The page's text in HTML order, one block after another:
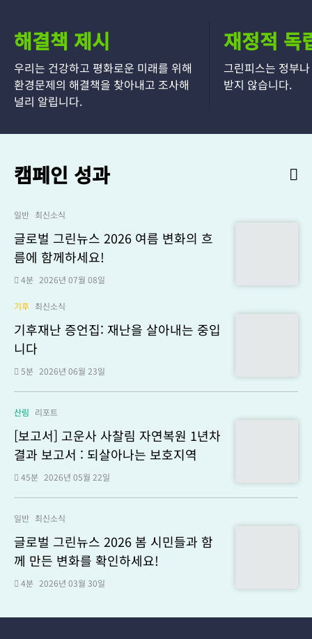
해결책 제시
우리는 건강하고 평화로운 미래를 위해
환경문제의 해결책을 찾아내고 조사해
널리 알립니다.
재정적 독
그린피스는 정부
받지 않습니다.
캠페인 성과
일반 최신소식
글로벌 그린뉴스 2026 여름 변화의 흐
름에 함께하세요!
4분 2026년 07월 08일
기후 최신소식
기후재난 증언집: 재난을 살아내는 중입
니다
5분 2026년 06월 23일
산림 리포트
[보고서] 고운사 사찰림 자연복원 1년차
결과 보고서 : 되살아나는 보호지역
45분 2026년 05월 22일
일반 최신소식
글로벌 그린뉴스 2026 봄 시민들과 함
께 만든 변화를 확인하세요!
4분 2026년 03월 30일